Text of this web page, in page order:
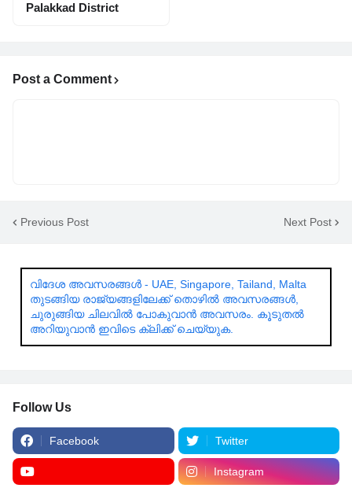
Palakkad District
Post a Comment
Previous Post Next Post
വിദേശ അവസരങ്ങൾ - UAE, Singapore, Tailand, Malta
തുടങ്ങിയ രാജ്യങ്ങളിലേക്ക് തൊഴിൽ അവസരങ്ങൾ,
ചുരുങ്ങിയ ചിലവിൽ പോകുവാൻ അവസരം. കൂടുതൽ
അറിയുവാൻ ഇവിടെ ക്ലിക്ക് ചെയ്യുക.
Follow Us
Facebook Twitter
Instagram